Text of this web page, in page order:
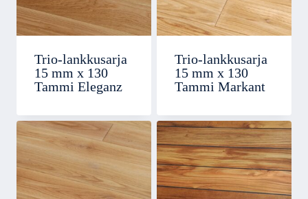
Trio-lankkusarja
15 mm x 130
Tammi Eleganz
Trio-lankkusarja
15 mm x 130
Tammi Markant